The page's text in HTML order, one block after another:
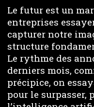
Le futur est un
entreprises
capturer notre
structure
Le rythme des
derniers mois,
précipice, on
pour le surpasser,